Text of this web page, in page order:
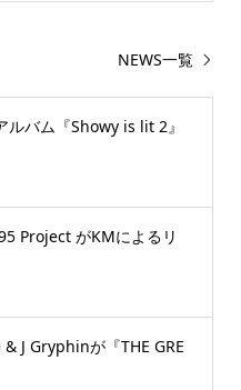
NEWS一覧
バム『Showy is lit 2』
Project がKMによるリ
J Gryphinが『THE GRE